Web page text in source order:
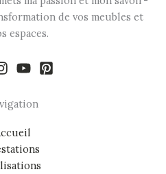
de vos meubles et
espaces.